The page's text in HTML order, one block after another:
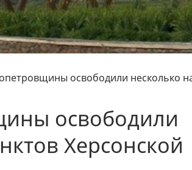
освободили несколько
освободили
Херсонской